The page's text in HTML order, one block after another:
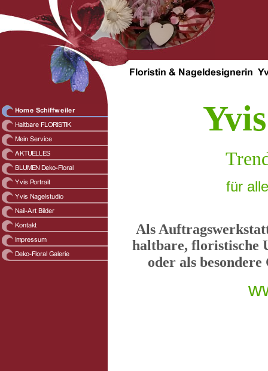
Y
für
Als
haltbare, floristische
oder als besondere